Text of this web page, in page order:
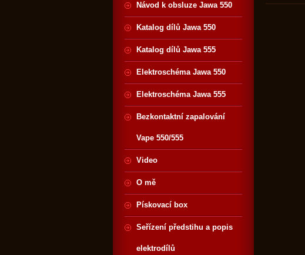
Návod k obsluze Jawa 550
Katalog dílů Jawa 550
Katalog dílů Jawa 555
Elektroschéma Jawa 550
Elektroschéma Jawa 555
Bezkontaktní zapalování
Vape 550/555
Video
O mě
Pískovací box
Seřízení předstihu a popis
elektrodílů